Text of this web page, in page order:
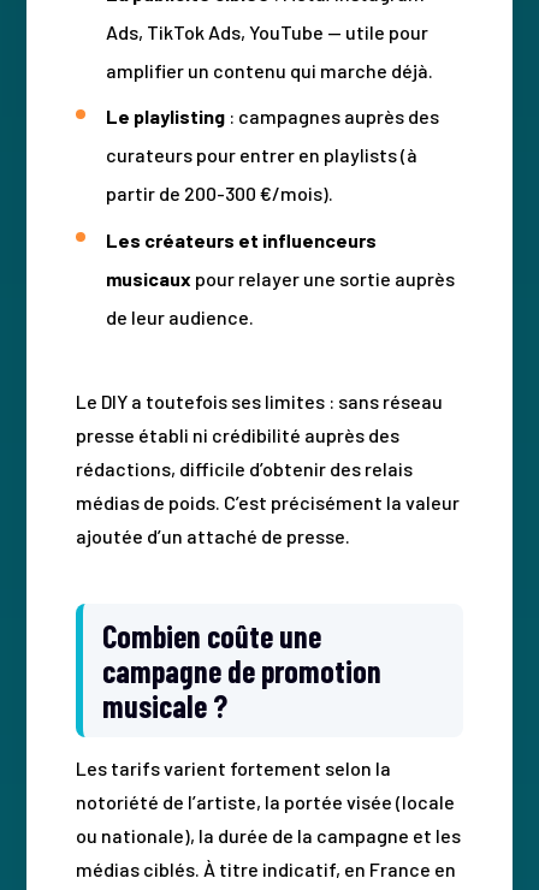
Ads, TikTok Ads, YouTube — utile pour
amplifier un contenu qui marche déjà.
Le playlisting : campagnes auprès des
curateurs pour entrer en playlists (à
partir de 200-300 €/mois).
Les créateurs et influenceurs
musicaux pour relayer une sortie auprès
de leur audience.
Le DIY a toutefois ses limites : sans réseau
presse établi ni crédibilité auprès des
rédactions, difficile d’obtenir des relais
médias de poids. C’est précisément la valeur
ajoutée d’un attaché de presse.
Combien coûte une
campagne de promotion
musicale ?
Les tarifs varient fortement selon la
notoriété de l’artiste, la portée visée (locale
ou nationale), la durée de la campagne et les
médias ciblés. À titre indicatif, en France en